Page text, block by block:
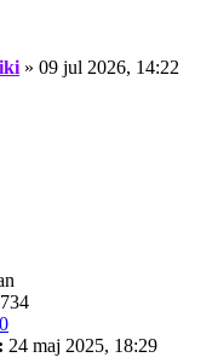
» 09 jul 2026, 14:22
24 maj 2025, 18:29